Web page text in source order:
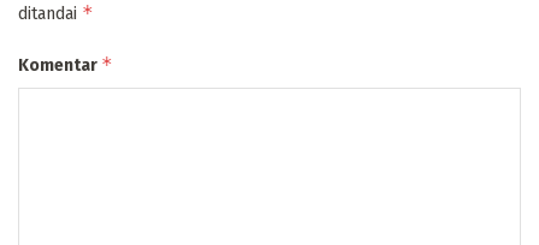
ditandai *
Komentar *